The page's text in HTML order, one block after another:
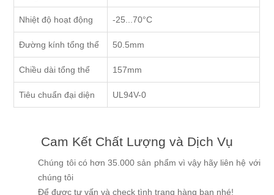
Nhiệt độ hoạt động -25...70°C
Đường kính tổng thể 50.5mm
Chiều dài tổng thể 157mm
Tiêu chuẩn đại diện UL94V-0
Cam Kết Chất Lượng và Dịch Vụ
Chúng tôi có hơn 35.000 sản phẩm vì vậy hãy liên hệ với
chúng tôi
Để được tư vấn và check tình trạng hàng bạn nhé!